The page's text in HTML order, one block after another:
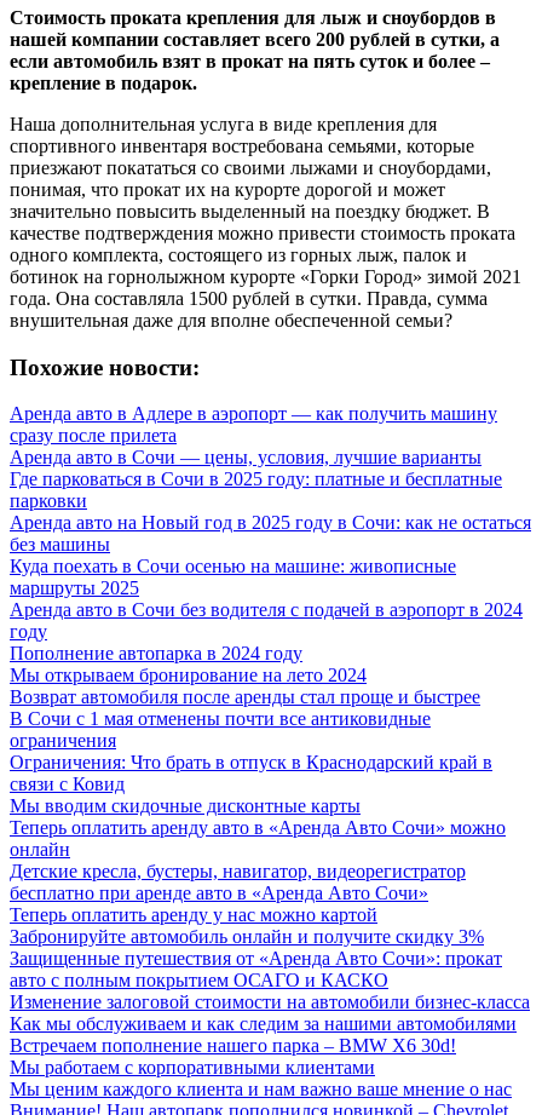
Стоимость проката крепления для лыж и сноубордов в
нашей компании составляет всего 200 рублей в сутки, а
если автомобиль взят в прокат на пять суток и более –
крепление в подарок.
Наша дополнительная услуга в виде крепления для
спортивного инвентаря востребована семьями, которые
приезжают покататься со своими лыжами и сноубордами,
понимая, что прокат их на курорте дорогой и может
значительно повысить выделенный на поездку бюджет. В
качестве подтверждения можно привести стоимость проката
одного комплекта, состоящего из горных лыж, палок и
ботинок на горнолыжном курорте «Горки Город» зимой 2021
года. Она составляла 1500 рублей в сутки. Правда, сумма
внушительная даже для вполне обеспеченной семьи?
Похожие новости:
Аренда авто в Адлере в аэропорт — как получить машину
сразу после прилета
Аренда авто в Сочи — цены, условия, лучшие варианты
Где парковаться в Сочи в 2025 году: платные и бесплатные
парковки
Аренда авто на Новый год в 2025 году в Сочи: как не остаться
без машины
Куда поехать в Сочи осенью на машине: живописные
маршруты 2025
Аренда авто в Сочи без водителя с подачей в аэропорт в 2024
году
Пополнение автопарка в 2024 году
Мы открываем бронирование на лето 2024
Возврат автомобиля после аренды стал проще и быстрее
В Сочи с 1 мая отменены почти все антиковидные
ограничения
Ограничения: Что брать в отпуск в Краснодарский край в
связи с Ковид
Мы вводим скидочные дисконтные карты
Теперь оплатить аренду авто в «Аренда Авто Сочи» можно
онлайн
Детские кресла, бустеры, навигатор, видеорегистратор
бесплатно при аренде авто в «Аренда Авто Сочи»
Теперь оплатить аренду у нас можно картой
Забронируйте автомобиль онлайн и получите скидку 3%
Защищенные путешествия от «Аренда Авто Сочи»: прокат
авто с полным покрытием ОСАГО и КАСКО
Изменение залоговой стоимости на автомобили бизнес-класса
Как мы обслуживаем и как следим за нашими автомобилями
Встречаем пополнение нашего парка – BMW X6 30d!
Мы работаем с корпоративными клиентами
Мы ценим каждого клиента и нам важно ваше мнение о нас